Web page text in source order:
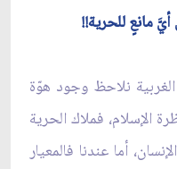
مانعٍ للحرية!!
الغربية نلاحظ وجود هوّة
الإسلام، فملاك الحرية
أما عندنا فالمعيار